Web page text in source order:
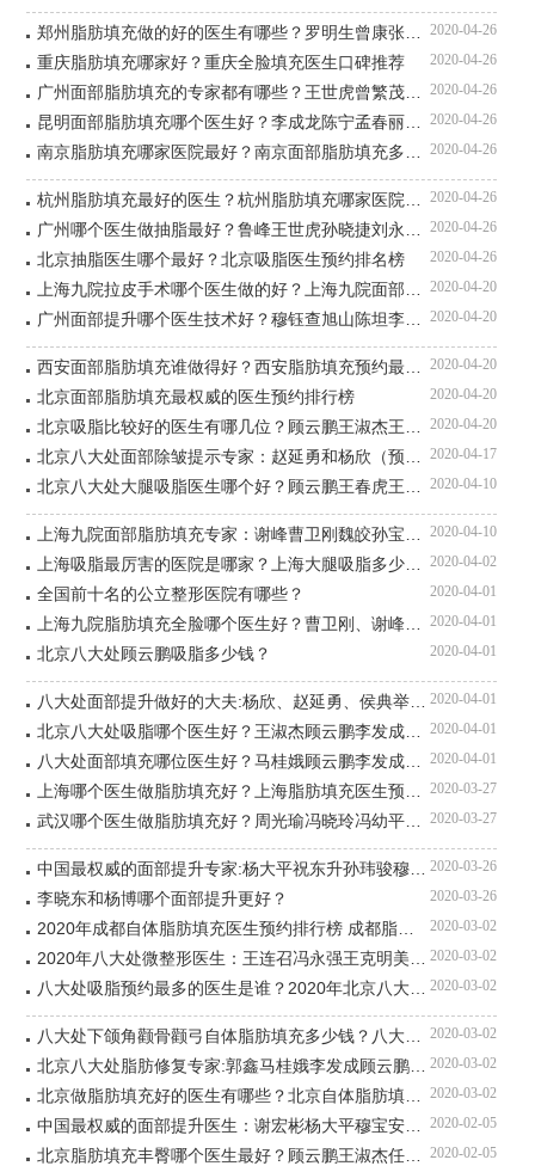
2020-04-26
2020-04-26
重庆脂肪填充哪家好？重庆全脸填充医生口碑推荐
2020-04-26
2020-04-26
2020-04-26
2020-04-26
2020-04-26
2020-04-26
北京抽脂医生哪个最好？北京吸脂医生预约排名榜
2020-04-20
2020-04-20
2020-04-20
2020-04-20
北京面部脂肪填充最权威的医生预约排行榜
2020-04-20
2020-04-17
2020-04-10
2020-04-10
2020-04-02
2020-04-01
全国前十名的公立整形医院有哪些？
2020-04-01
2020-04-01
北京八大处顾云鹏吸脂多少钱？
2020-04-01
2020-04-01
2020-04-01
2020-03-27
2020-03-27
2020-03-26
2020-03-26
李晓东和杨博哪个面部提升更好？
2020-03-02
2020-03-02
2020-03-02
2020-03-02
2020-03-02
2020-03-02
2020-02-05
2020-02-05